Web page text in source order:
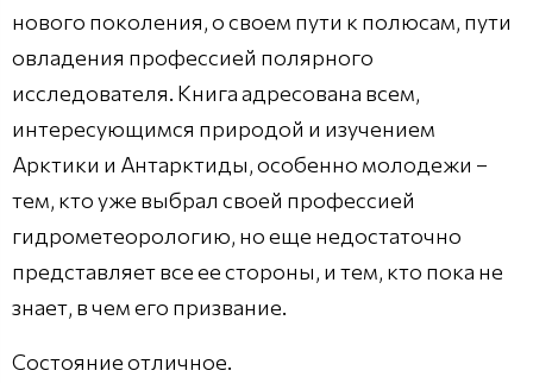
нового поколения, о своем пути к полюсам, пути
овладения профессией полярного
исследователя. Книга адресована всем,
интересующимся природой и изучением
Арктики и Антарктиды, особенно молодежи –
тем, кто уже выбрал своей профессией
гидрометеорологию, но еще недостаточно
представляет все ее стороны, и тем, кто пока не
знает, в чем его призвание.
Состояние отличное.